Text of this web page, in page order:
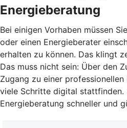
Energieberatung
Bei einigen Vorhaben müssen
oder einen Energieberater
erhalten zu können. Das klingt
Das muss nicht sein: Über den
Zugang zu einer
viele Schritte digital stattfinden.
Energieberatung schneller und